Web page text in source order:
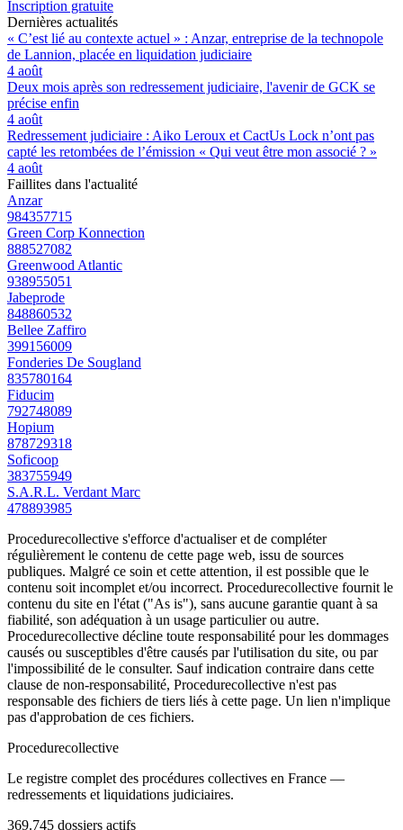
Inscription gratuite
Dernières actualités
« C’est lié au contexte actuel » : Anzar, entreprise de la technopole
de Lannion, placée en liquidation judiciaire
4 août
Deux mois après son redressement judiciaire, l'avenir de GCK se
précise enfin
4 août
Redressement judiciaire : Aiko Leroux et CactUs Lock n’ont pas
capté les retombées de l’émission « Qui veut être mon associé ? »
4 août
Faillites dans l'actualité
Anzar
984357715
Green Corp Konnection
888527082
Greenwood Atlantic
938955051
Jabeprode
848860532
Bellee Zaffiro
399156009
Fonderies De Sougland
835780164
Fiducim
792748089
Hopium
878729318
Soficoop
383755949
S.A.R.L. Verdant Marc
478893985
Procedurecollective s'efforce d'actualiser et de compléter
régulièrement le contenu de cette page web, issu de sources
publiques. Malgré ce soin et cette attention, il est possible que le
contenu soit incomplet et/ou incorrect. Procedurecollective fournit le
contenu du site en l'état ("As is"), sans aucune garantie quant à sa
fiabilité, son adéquation à un usage particulier ou autre.
Procedurecollective décline toute responsabilité pour les dommages
causés ou susceptibles d'être causés par l'utilisation du site, ou par
l'impossibilité de le consulter. Sauf indication contraire dans cette
clause de non-responsabilité, Procedurecollective n'est pas
responsable des fichiers de tiers liés à cette page. Un lien n'implique
pas d'approbation de ces fichiers.
Procedurecollective
Le registre complet des procédures collectives en France —
redressements et liquidations judiciaires.
369.745 dossiers actifs